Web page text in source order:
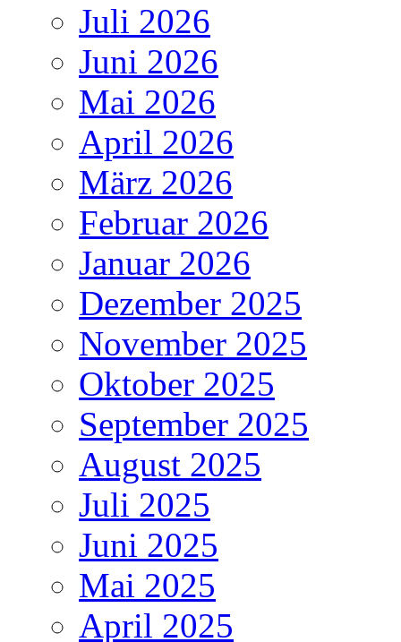
Juli 2026
Juni 2026
Mai 2026
April 2026
März 2026
Februar 2026
Januar 2026
Dezember 2025
November 2025
Oktober 2025
September 2025
August 2025
Juli 2025
Juni 2025
Mai 2025
April 2025